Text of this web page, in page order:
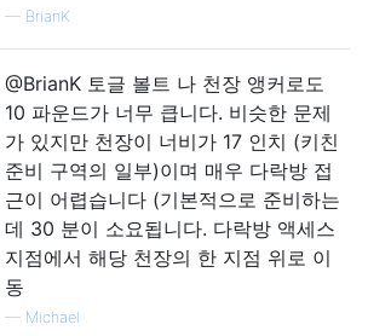
— BrianK
@BrianK 토글 볼트 나 천장 앵커로도
10 파운드가 너무 큽니다. 비슷한 문제
가 있지만 천장이 너비가 17 인치 (키친
준비 구역의 일부)이며 매우 다락방 접
근이 어렵습니다 (기본적으로 준비하는
데 30 분이 소요됩니다. 다락방 액세스
지점에서 해당 천장의 한 지점 위로 이
동
— Michael